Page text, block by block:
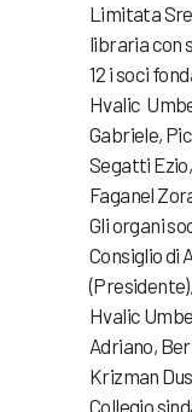
Limitata
libraria con
12 i soci
Hvalic
Gabriele,
Segatti
Faganel
Gli organi
Consiglio di
Hvalic
Adriano,
Krizman
Collegio